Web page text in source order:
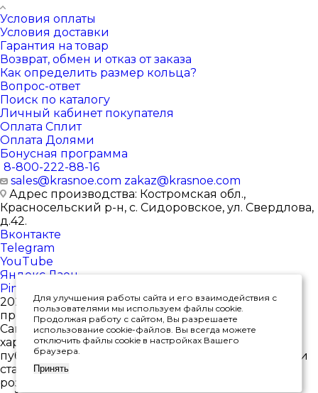
Условия оплаты
Условия доставки
Гарантия на товар
Возврат, обмен и отказ от заказа
Как определить размер кольца?
Вопрос-ответ
Поиск по каталогу
Личный кабинет покупателя
Оплата Сплит
Оплата Долями
Бонусная программа
8-800-222-88-16
sales@krasnoe.com zakaz@krasnoe.com
Адрес производства: Костромская обл.,
Красносельский р-н, с. Сидоровское, ул. Свердлова,
д.42.
Вконтакте
Telegram
YouTube
Яндекс.Дзен
Pinterest
2026 © Интернет-магазин ювелирных изделий от
производителя
Сайт носит исключительно информационный
характер, и ни при каких условиях не является
публичной офертой, определяемой положениями
статьи 437(2) Гражданского кодекса РФ. *Цены в
розничных магазинах могут отличаться от цен на
Для улучшения работы сайта и его взаимодействия с
пользователями мы используем файлы cookie.
Продолжая работу с сайтом, Вы разрешаете
использование cookie-файлов. Вы всегда можете
отключить файлы cookie в настройках Вашего
браузера.
Принять